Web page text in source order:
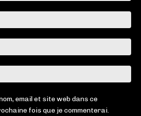
:*
:*
:
email et site web dans ce
fois que je commenterai.